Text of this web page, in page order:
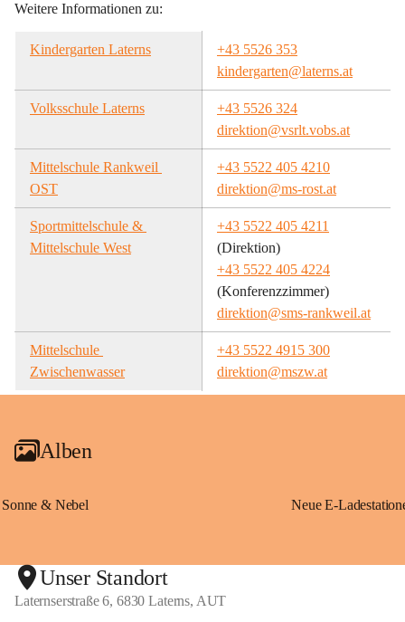
Weitere Informationen zu:
Kindergarten Laterns
+43 5526 353
kindergarten@laterns.at
Volksschule Laterns
+43 5526 324
direktion@vsrlt.vobs.at
Mittelschule Rankweil
OST
+43 5522 405 4210
direktion@ms-rost.at
Sportmittelschule &
Mittelschule West
+43 5522 405 4211
(Direktion)
+43 5522 405 4224
(Konferenzzimmer)
direktion@sms-rankweil.at
Mittelschule
Zwischenwasser
+43 5522 4915 300
direktion@mszw.at
Alben
Sonne & Nebel
Unser Standort
Laternserstraße 6, 6830 Laterns, AUT